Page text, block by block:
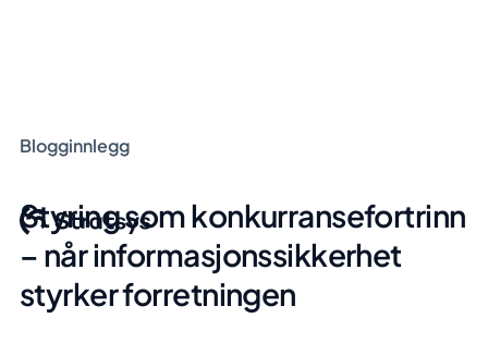
Blogginnlegg
Styring som konkurransefortrinn
– når informasjonssikkerhet
styrker forretningen